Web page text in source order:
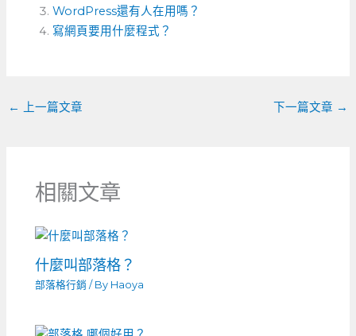
b
o
n
g
a
t
WordPress還有人在用嗎？
寫網頁要用什麼程式？
← 上一篇文章 下一篇文章 →
相關文章
什麼叫部落格？
部落格行銷 / By Haoya